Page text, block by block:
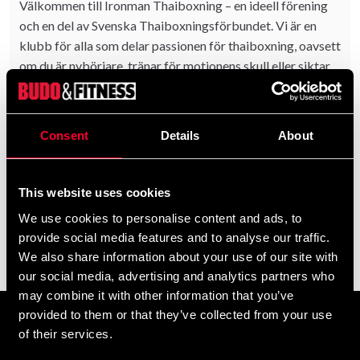
Consent Details About
This website uses cookies
We use cookies to personalise content and ads, to
provide social media features and to analyse our traffic.
We also share information about your use of our site with
our social media, advertising and analytics partners who
may combine it with other information that you’ve
provided to them or that they’ve collected from your use
of their services.
Välkommen till Ironman Thaiboxning – en ideell förening
och en del av Svenska Thaiboxningsförbundet. Vi är en
klubb för alla som delar passionen för thaiboxning, oavsett
om du är nybörjare, tränar för motionens skull eller siktar
på att tävla på elitnivå.
Vår verksamhet grundar sig på glädje, gemenskap och hård
träning. Vi erbjuder en inkluderande miljö där alla, oavsett
bakgrund eller erfarenhet, kan känna sig välkomna och
Som en del av Svenska Thaiboxningsförbundet följer vi
deras riktlinjer för säker och utvecklande träning.
Hos oss får du möjlighet att utöva autentisk och
traditionell thaiboxning, samtidigt som vi värnar om
respekt och samarbete mellan alla våra medlemmar.
Ironman Thaiboxning är mer än en klubb – vi är en
Show more
Filter
Prenumerera på vårt nyhetsbrev!